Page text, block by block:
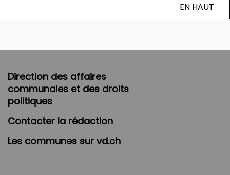
EN HAUT
Direction des affaires
communales et des droits
politiques
Contacter la rédaction
Les communes sur vd.ch